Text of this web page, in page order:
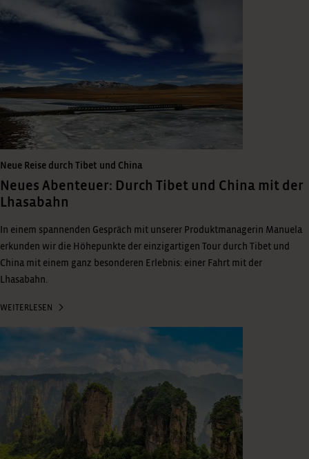
Neue Reise durch Tibet und China
Neues Abenteuer: Durch Tibet und China mit der
Lhasabahn
In einem spannenden Gespräch mit unserer Produktmanagerin Manuela
erkunden wir die Höhepunkte der einzigartigen Tour durch Tibet und
China mit einem ganz besonderen Erlebnis: einer Fahrt mit der
Lhasabahn.
WEITERLESEN